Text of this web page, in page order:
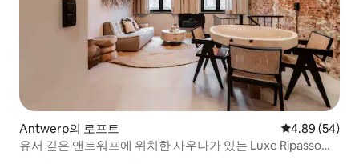
Antwerp의 로프트 평점 4.89점(5
4.89 (54)
유서 깊은 앤트워프에 위치한 사우나가 있는 Luxe Ripasso